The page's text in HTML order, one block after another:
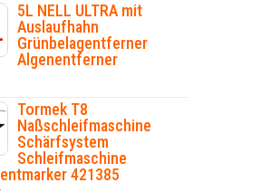
5L NELL ULTRA mit
Auslaufhahn
Grünbelagentferner
Algenentferner
Tormek T8
Naßschleifmaschine
Schärfsystem
Schleifmaschine
421385